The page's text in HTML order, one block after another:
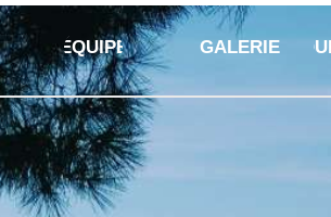
ÉQUIPE GALERIE